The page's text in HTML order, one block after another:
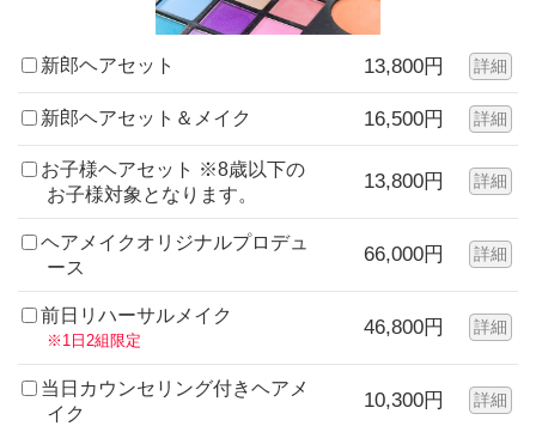
新郎ヘアセット 13,800円 詳細
新郎ヘアセット＆メイク 16,500円 詳細
お子様ヘアセット ※8歳以下の
お子様対象となります。
13,800円 詳細
ヘアメイクオリジナルプロデュ
ース
66,000円 詳細
前日リハーサルメイク
※1日2組限定
46,800円 詳細
当日カウンセリング付きヘアメ
イク
10,300円 詳細